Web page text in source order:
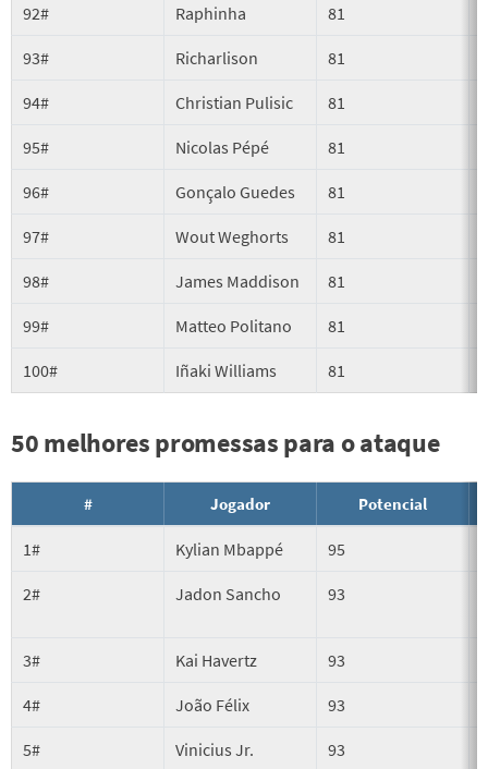
92# Raphinha 81
93# Richarlison 81
94# Christian Pulisic 81
95# Nicolas Pépé 81
96# Gonçalo Guedes 81
97# Wout Weghorts 81
98# James Maddison 81
99# Matteo Politano 81
100# Iñaki Williams 81
50 melhores promessas para o ataque
# Jogador Potencial
1# Kylian Mbappé 95
2# Jadon Sancho 93
3# Kai Havertz 93
4# João Félix 93
5# Vinicius Jr. 93